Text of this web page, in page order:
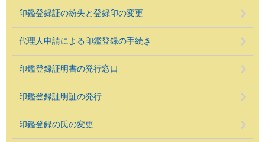
印鑑登録証の紛失と登録印の変更
代理人申請による印鑑登録の手続き
印鑑登録証明書の発行窓口
印鑑登録証明証の発行
印鑑登録の氏の変更